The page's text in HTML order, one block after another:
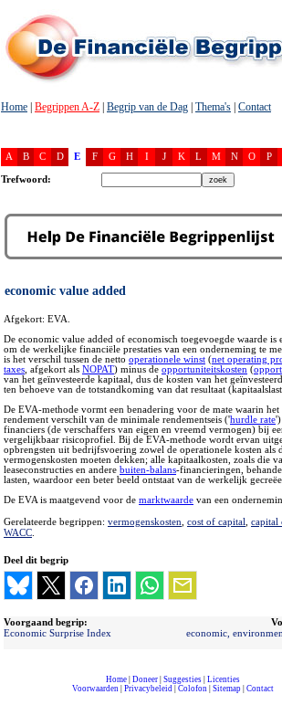
Home Begrippen A-Z Begrip van de Dag Thema's Contact
A B C D E F G H I J K L M N O P
Trefwoord:
economic value added
Afgekort: EVA.
De economic value added of economisch toegevoegde waarde is
om de werkelijke financiële prestaties van een onderneming te
is het verschil tussen de netto operationele winst (net operating
taxes , afgekort als NOPAT) minus de opportuniteitskosten (
van het geïnvesteerde kapitaal, dus de kosten van het
ten behoeve van de totstandkoming van dat resultaat
De EVA-methode vormt een benadering voor de mate waarin
rendement verschilt van de minimale rendementseis ('hurdle rate')
financiers (de verschaffers van eigen en vreemd vermogen) bij
vergelijkbaar risicoprofiel. Bij de EVA-methode wordt ervan
opbrengsten uit bedrijfsvoering zowel de operationele kosten als
vermogenskosten moeten dekken; alle kapitaalkosten, zoals die
leaseconstructies en andere buiten-balans-financieringen,
lasten, waardoor een beter beeld ontstaat van de werkelijk
De EVA is maatgevend voor de marktwaarde van een
Gerelateerde begrippen: vermogenskosten cost of capital capital
WACC
Deel dit begrip
Voorgaand begrip:
Economic Surprise Index
economic,
Home| Doneer| Suggesties| Licenties
Voorwaarden| Privacybeleid| Colofon| Sitemap| Contact